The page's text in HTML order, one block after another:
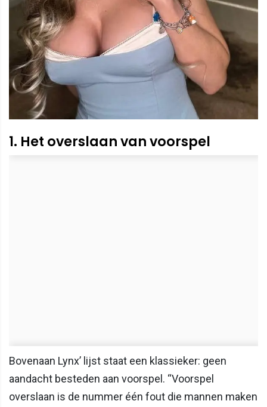
1. Het overslaan van voorspel
Bovenaan Lynx’ lijst staat een klassieker: geen
aandacht besteden aan voorspel. “Voorspel
overslaan is de nummer één fout die mannen maken